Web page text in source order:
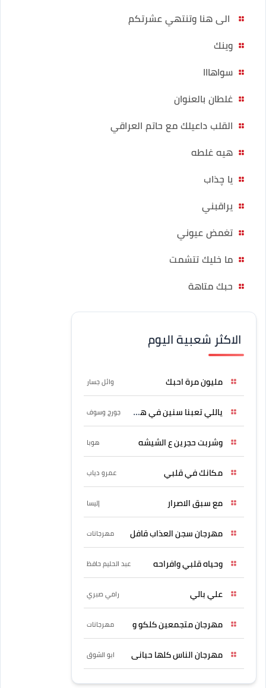
الى هنا وتنتهي عشرتكم
وينك
سواهااا
غلطان بالعنوان
القلب داعيلك مع حاتم العراقي
هيه غلطه
يا چذاب
يراقبني
تغمض عيوني
ما خليك تتشمت
حبك متاهة
الاكثر شعبية اليوم
مليون مرة احبك وائل جسار
ياللي تعبنا سنين في هواه جورج وسوف
وشربت حجرين ع الشيشه هوبا
مكانك في قلبي عمرو دياب
مع سبق الاصرار إليسا
مهرجان سجن العذاب قافل مهرجانات
وحياه قلبي وافراحه عبد الحليم حافظ
علي بالي رامي صبري
مهرجان متجمعين كلكو و مهرجانات
مهرجان الناس كلها حبانى ابو الشوق